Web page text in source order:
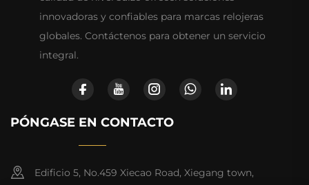
innovadoras y confiables para marcas relojeras
globales. Contáctenos para obtener un servicio
integral.
PÓNGASE EN CONTACTO
Edificio 5, No.459 Xiecao Road, Xiegang town,